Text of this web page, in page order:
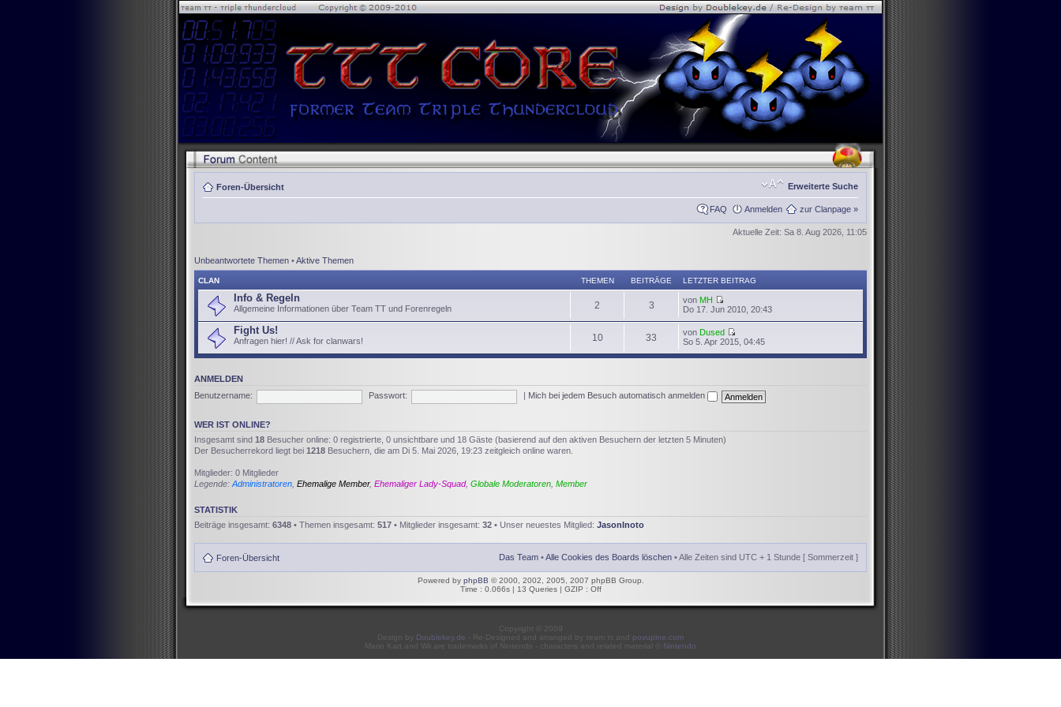
Foren-Übersicht Erweiterte Suche
FAQ Anmelden zur Clanpage »
Aktuelle Zeit: Sa 8. Aug 2026, 11:05
Unbeantwortete Themen •Aktive Themen
CLAN THEMEN BEITRÄGE LETZTER BEITRAG
Info & Regeln
Allgemeine Informationen über Team TT und Forenregeln 2 3 von MH
Do 17. Jun 2010, 20:43
Fight Us!
Anfragen hier! // Ask for clanwars! 10 33 von Dused
So 5. Apr 2015, 04:45
ANMELDEN
Benutzername:
Passwort: Mich bei jedem Besuch automatisch anmelden
WER IST ONLINE?
Insgesamt sind 18 Besucher online: 0 registrierte, 0 unsichtbare und 18 Gäste (basierend auf den aktiven Besuchern der letzten 5 Minuten)
Der Besucherrekord liegt bei 1218 Besuchern, die am Di 5. Mai 2026, 19:23 zeitgleich online waren.
Mitglieder: 0 Mitglieder
Legende: Administratoren Ehemalige Member, Ehemaliger Lady-Squad, Globale Moderatoren Member
STATISTIK
Beiträge insgesamt: 6348 • Themen insgesamt: 517 • Mitglieder insgesamt: 32 • Unser neuestes Mitglied: JasonInoto
Foren-Übersicht Das Team •Alle Cookies des Boards löschen • Alle Zeiten sind UTC + 1 Stunde [ Sommerzeit ]
Powered by phpBB © 2000, 2002, 2005, 2007 phpBB Group.
Time : 0.066s | 13 Queries | GZIP : Off
Copyright © 2009
Design by Doublekey.de - Re-Designed and arranged by τeam ττ and povupine.com
Mario Kart and Wii are trademarks of Nintendo - characters and related material © Nintendo